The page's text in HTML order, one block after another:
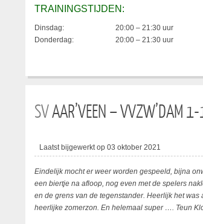
TRAININGSTIJDEN:
Dinsdag:
20:00 – 21:30 uur
Donderdag:
20:00 – 21:30 uur
SVAAR’VEEN – VVZW’DAM 1-
Laatst bijgewerkt op 03 oktober 2021
Eindelijk mocht er weer worden gespeeld, bijna
een biertje na afloop, nog even met de spelers
en de grens van de tegenstander. Heerlijk het
heerlijke zomerzon. En helemaal super …. Teun